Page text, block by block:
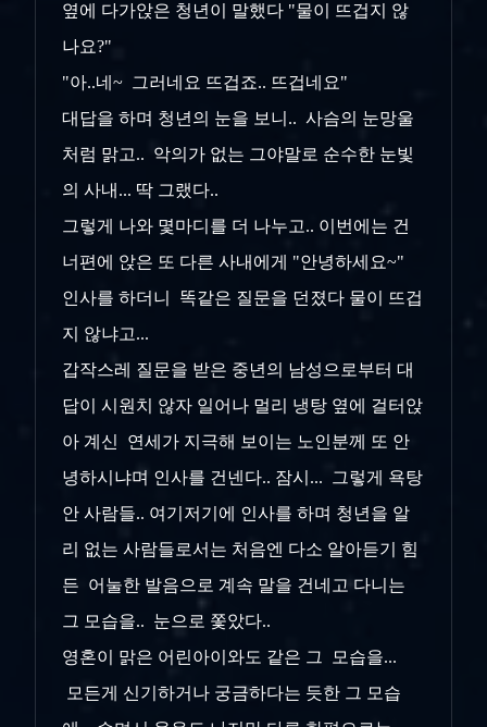
옆에 다가앉은 청년이 말했다 "물이 뜨겁지 않
나요?"
"아..네~ 그러네요 뜨겁죠.. 뜨겁네요"
대답을 하며 청년의 눈을 보니.. 사슴의 눈망울
처럼 맑고.. 악의가 없는 그야말로 순수한 눈빛
의 사내... 딱 그랬다..
그렇게 나와 몇마디를 더 나누고.. 이번에는 건
너편에 앉은 또 다른 사내에게 "안녕하세요~"
인사를 하더니 똑같은 질문을 던졌다 물이 뜨겁
지 않냐고...
갑작스레 질문을 받은 중년의 남성으로부터 대
답이 시원치 않자 일어나 멀리 냉탕 옆에 걸터앉
아 계신 연세가 지극해 보이는 노인분께 또 안
녕하시냐며 인사를 건넨다.. 잠시... 그렇게 욕탕
안 사람들.. 여기저기에 인사를 하며 청년을 알
리 없는 사람들로서는 처음엔 다소 알아듣기 힘
든 어눌한 발음으로 계속 말을 건네고 다니는
그 모습을.. 눈으로 쫓았다..
영혼이 맑은 어린아이와도 같은 그 모습을...
모든게 신기하거나 궁금하다는 듯한 그 모습